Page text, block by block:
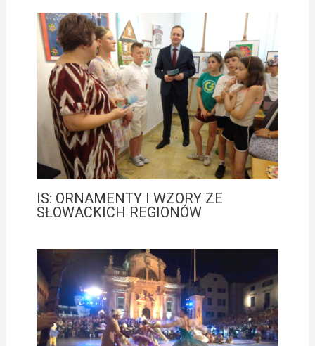
IS: ORNAMENTY I WZORY ZE
SŁOWACKICH REGIONÓW